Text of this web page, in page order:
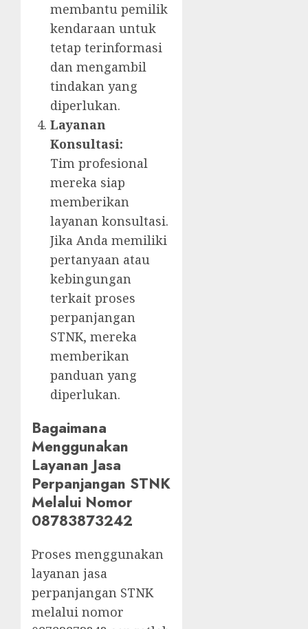
membantu pemilik
kendaraan untuk
tetap terinformasi
dan mengambil
tindakan yang
diperlukan.
Layanan
Konsultasi:
Tim profesional
mereka siap
memberikan
layanan konsultasi.
Jika Anda memiliki
pertanyaan atau
kebingungan
terkait proses
perpanjangan
STNK, mereka
memberikan
panduan yang
diperlukan.
Bagaimana
Menggunakan
Layanan Jasa
Perpanjangan STNK
Melalui Nomor
08783873242
Proses menggunakan
layanan jasa
perpanjangan STNK
melalui nomor